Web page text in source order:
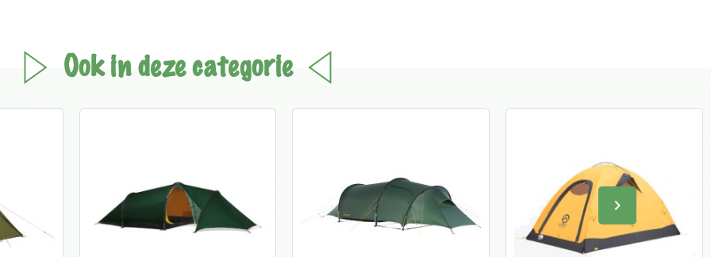
Ook in deze categorie
Volgende
keyboard_arrow_right